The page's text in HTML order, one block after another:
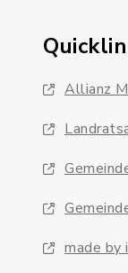
Allianz
made by